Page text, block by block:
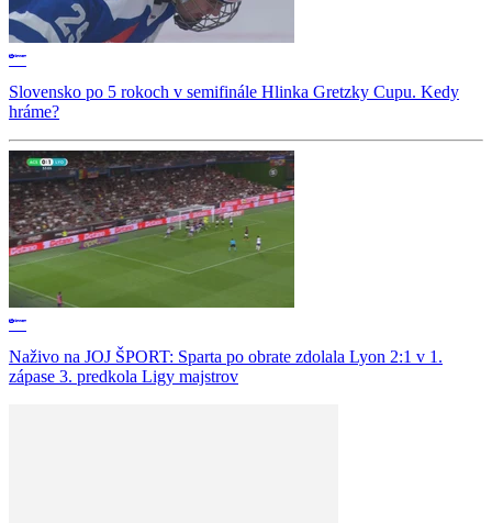
Slovensko po 5 rokoch v semifinále Hlinka Gretzky Cupu. Kedy
hráme?
Naživo na JOJ ŠPORT: Sparta po obrate zdolala Lyon 2:1 v 1.
zápase 3. predkola Ligy majstrov